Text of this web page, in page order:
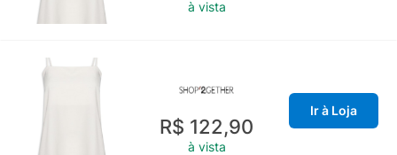
à vista
R$ 122,90
à vista
Ir à Loja